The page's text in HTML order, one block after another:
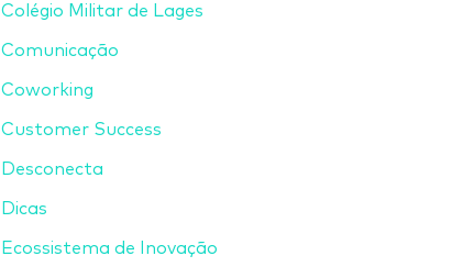
Colégio Militar de Lages
Comunicação
Coworking
Customer Success
Desconecta
Dicas
Ecossistema de Inovação